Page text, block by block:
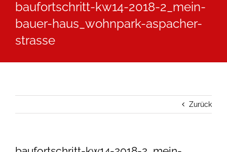
baufortschritt-kw14-2018-2_mein-
bauer-haus_wohnpark-aspacher-
strasse
Zurück